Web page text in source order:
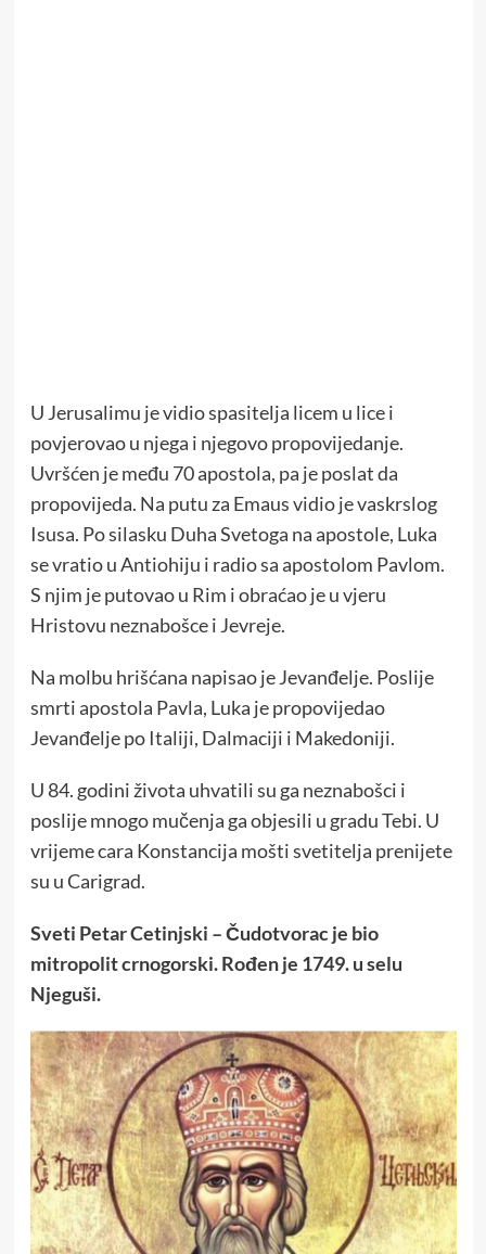
U Jerusalimu je vidio spasitelja licem u lice i
povjerovao u njega i njegovo propovijedanje.
Uvršćen je među 70 apostola, pa je poslat da
propovijeda. Na putu za Emaus vidio je vaskrslog
Isusa. Po silasku Duha Svetoga na apostole, Luka
se vratio u Antiohiju i radio sa apostolom Pavlom.
S njim je putovao u Rim i obraćao je u vjeru
Hristovu neznabošce i Jevreje.
Na molbu hrišćana napisao je Jevanđelje. Poslije
smrti apostola Pavla, Luka je propovijedao
Jevanđelje po Italiji, Dalmaciji i Makedoniji.
U 84. godini života uhvatili su ga neznabošci i
poslije mnogo mučenja ga objesili u gradu Tebi. U
vrijeme cara Konstancija mošti svetitelja prenijete
su u Carigrad.
Sveti Petar Cetinjski – Čudotvorac je bio
mitropolit crnogorski. Rođen je 1749. u selu
Njeguši.